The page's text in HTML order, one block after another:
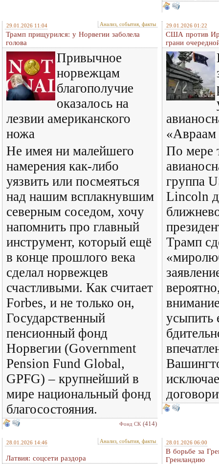
29.01.2026 11:04 Анализ, события, факты
Трамп прищурился: у Норвегии заболела
голова
Привычное
норвежцам
благополучие
оказалось на
лезвии американского
ножа
Не имея ни малейшего
намерения как-либо
уязвить или посмеяться
над нашим всплакнувшим
северным соседом, хочу
напомнить про главный
инструмент, который ещё
в конце прошлого века
сделал норвежцев
счастливыми. Как считает
Forbes, и не только он,
Государственный
пенсионный фонд
Норвегии (Government
Pension Fund Global,
GPFG) – крупнейший в
мире национальный фонд
благосостояния.
Фонд СК (414)
29.01.2026 01:22
США против
грани
«Авраам
По мере
группа
Lincoln
Трамп
усыпить
28.01.2026 14:46 Анализ, события, факты
Латвия: соцсети раздора
28.01.2026 06:00
В борьбе за
Гренландию